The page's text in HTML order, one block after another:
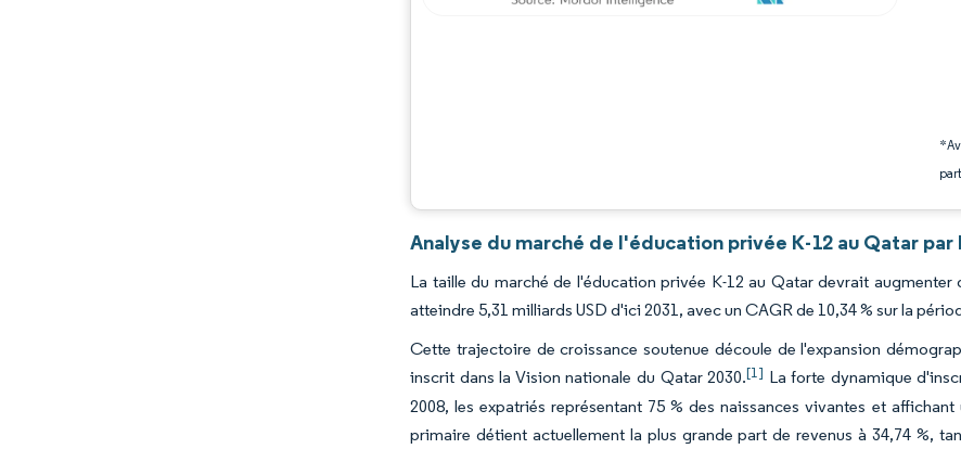
Analyse du marché de l'éducation privée K-12 au Qatar
La taille du marché de l'éducation privée K-12 au Qatar devrait augmenter
atteindre 5,31 milliards USD d'ici 2031, avec un CAGR de 10,34 % sur la
Cette trajectoire de croissance soutenue découle de l'expansion
inscrit dans la Vision nationale du Qatar 2030.[1] La forte dynamique
2008, les expatriés représentant 75 % des naissances vivantes et
primaire détient actuellement la plus grande part de revenus à 34,74 %,